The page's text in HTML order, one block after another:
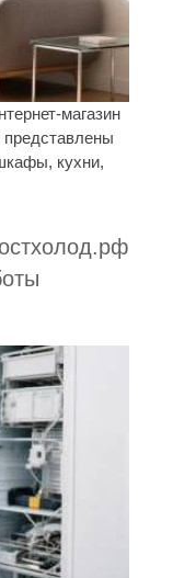
магазин
кухни,